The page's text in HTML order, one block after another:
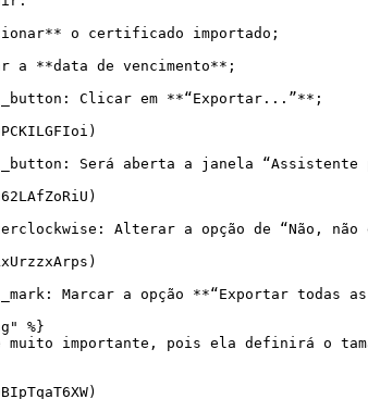
o certificado importado;
**data de vencimento**;
Clicar em **“Exportar...”**;
Será aberta a janela
Alterar a opção de “Não,
Marcar a opção **“Exportar todas
%}
muito importante, pois ela definirá o